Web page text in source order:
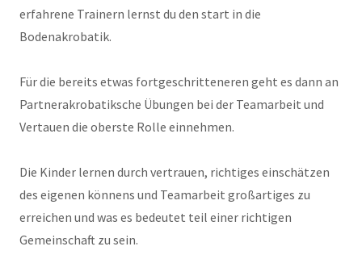
erfahrene Trainern lernst du den start in die
Bodenakrobatik.
Für die bereits etwas fortgeschritteneren geht es dann an
Partnerakrobatiksche Übungen bei der Teamarbeit und
Vertauen die oberste Rolle einnehmen.
Die Kinder lernen durch vertrauen, richtiges einschätzen
des eigenen könnens und Teamarbeit großartiges zu
erreichen und was es bedeutet teil einer richtigen
Gemeinschaft zu sein.